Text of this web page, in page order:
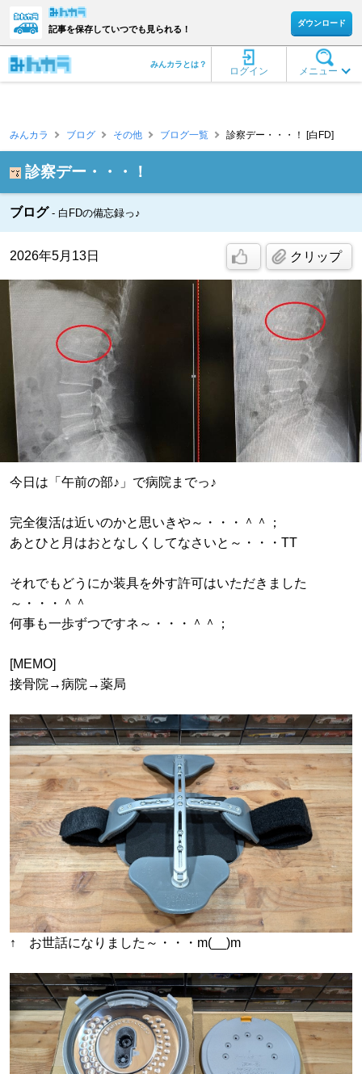
記事を保存していつでも見られる！
ダウンロード
メニュー
ログイン
みんカラとは？
みんカラ ブログ その他 ブログ一覧 診察デー・・・！ [白FD]
診察デー・・・！
ブログ 白FDの備忘録っ♪
2026年5月13日 クリップ
今日は「午前の部♪」で病院までっ♪
完全復活は近いのかと思いきや～・・・＾＾；
あとひと月はおとなしくしてなさいと～・・・TT
それでもどうにか装具を外す許可はいただきました
～・・・＾＾
何事も一歩ずつですネ～・・・＾＾；
[MEMO]
接骨院→病院→薬局
↑ お世話になりました～・・・m(__)m